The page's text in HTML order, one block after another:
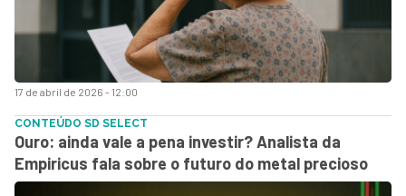
17 de abril de 2026 - 12:00
CONTEÚDO SD SELECT
Ouro: ainda vale a pena investir? Analista da
Empiricus fala sobre o futuro do metal precioso